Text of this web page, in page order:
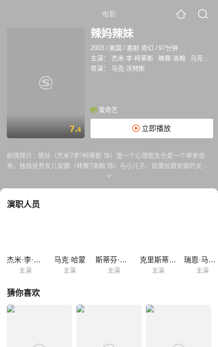
电影
7.4
辣妈辣妹
2003 / 美国 /喜剧 奇幻 /97分钟
主演：
杰米·李·柯蒂斯 琳赛·洛翰
马克·哈蒙
导演：
马克·沃特斯
爱奇艺
立即播放
剧情简介 : 黛丝（杰米?李?柯蒂斯 饰）是一个心理医生也是一个单亲母
亲，独自抚养女儿安娜（林赛?洛翰 饰）与小儿子。但黛丝跟安娜的关系
一直不好，两人都看不惯对方的做法。这天她们再次争吵：为安娜乐队及
不接受事实，互相配合做好各自的事，这期间经历的事，才让母女认识到
演职人员
杰米·李·柯蒂斯
主演
马克·哈蒙
主演
斯蒂芬·托布罗斯基
主演
克里斯蒂娜·怀道尔
主演
瑞恩·马尔伽里尼
主演
猜你喜欢